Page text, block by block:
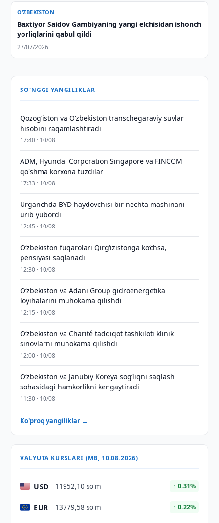
O‘ZBEKISTON
Baxtiyor Saidov Gambiyaning yangi elchisidan ishonch
yorliqlarini qabul qildi
27/07/2026
SO'NGGI YANGILIKLAR
Qozog‘iston va O‘zbekiston transchegaraviy suvlar
hisobini raqamlashtiradi
17:40 · 10/08
ADM, Hyundai Corporation Singapore va FINCOM
qo'shma korxona tuzdilar
17:33 · 10/08
Urganchda BYD haydovchisi bir nechta mashinani
urib yubordi
12:45 · 10/08
O‘zbekiston fuqarolari Qirg‘izistonga ko‘chsa,
pensiyasi saqlanadi
12:30 · 10/08
Oʻzbekiston va Adani Group gidroenergetika
loyihalarini muhokama qilishdi
12:15 · 10/08
Oʻzbekiston va Charité tadqiqot tashkiloti klinik
sinovlarni muhokama qilishdi
12:00 · 10/08
Oʻzbekiston va Janubiy Koreya sogʻliqni saqlash
sohasidagi hamkorlikni kengaytiradi
11:30 · 10/08
Ko'proq yangiliklar →
VALYUTA KURSLARI (MB, 10.08.2026)
USD 11952,10 so'm ↑ 0.31%
EUR 13779,58 so'm ↑ 0.22%